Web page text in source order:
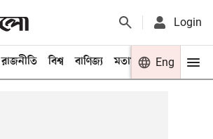
Login
রাজনীতি বিশ্ব বাণিজ্য মতামত খেলা
Eng